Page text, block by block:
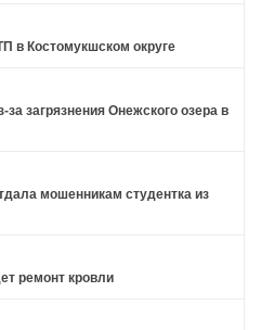
в Костомукшском округе
загрязнения Онежского озера в
мошенникам студентка из
ремонт кровли